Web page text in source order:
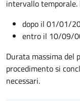
intervallo temporale.
dopo il 01/01/
entro il 10/09/
Durata massima del
procedimento si
necessari.